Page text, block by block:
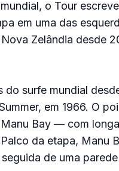
o Tour
em uma das
Zelândia desde
do surfe mundial
em 1966. O
Bay — com
da etapa, Manu
de uma